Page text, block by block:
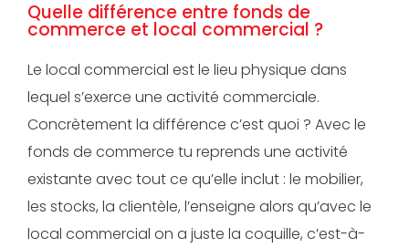
Quelle différence entre fonds de
commerce et local commercial ?
Le local commercial est le lieu physique dans
lequel s’exerce une activité commerciale.
Concrètement la différence c’est quoi ? Avec le
fonds de commerce tu reprends une activité
existante avec tout ce qu’elle inclut : le mobilier,
les stocks, la clientèle, l’enseigne alors qu’avec le
local commercial on a juste la coquille, c’est-à-